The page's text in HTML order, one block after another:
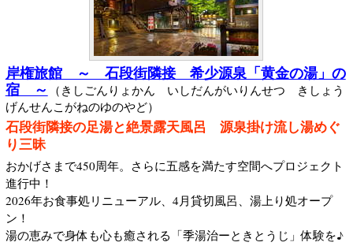
岸権旅館 ～ 石段街隣接 希少源泉「黄金の湯」の
宿 ～
（きしごんりょかん いしだんがいりんせつ きしょう
げんせんこがねのゆのやど）
石段街隣接の足湯と絶景露天風呂 源泉掛け流し湯めぐ
り三昧
おかげさまで450周年。さらに五感を満たす空間へプロジェクト
進行中！
2026年お食事処リニューアル、4月貸切風呂、湯上り処オープ
ン！
湯の恵みで身体も心も癒される「季湯治ーときとうじ」体験を♪